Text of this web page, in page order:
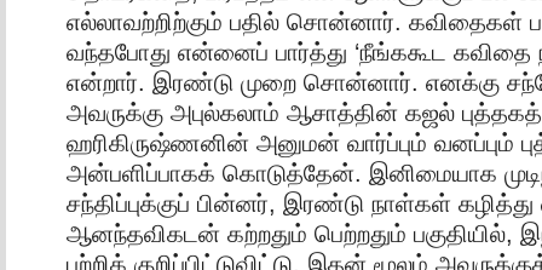
எல்லாவற்றிற்கும் பதில் சொன்னார். கவிதைகள்
வந்தபோது என்னைப் பார்த்து ‘நீங்ககூட கவிதை
என்றார். இரண்டு முறை சொன்னார். எனக்கு
அவருக்கு அபுல்கலாம் ஆசாத்தின் கஜல்
ஹரிகிருஷ்ணனின் அனுமன் வார்ப்பும் வனப்பும்
அன்பளிப்பாகக் கொடுத்தேன். இனிமையாக
சந்திப்புக்குப் பின்னர், இரண்டு நாள்கள்
ஆனந்தவிகடன் கற்றதும் பெற்றதும் பகுதியில்,
பற்றிக் குறிப்பிட்டுவிட்டு, இதன் மூலம்